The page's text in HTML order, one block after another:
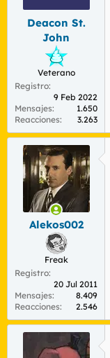
Deacon St.
John
Veterano
Registro
9 Feb 2022
Mensajes
1.650
Reacciones
3.263
Alekos002
Freak
Registro
20 Jul 2011
Mensajes
8.409
Reacciones
2.546